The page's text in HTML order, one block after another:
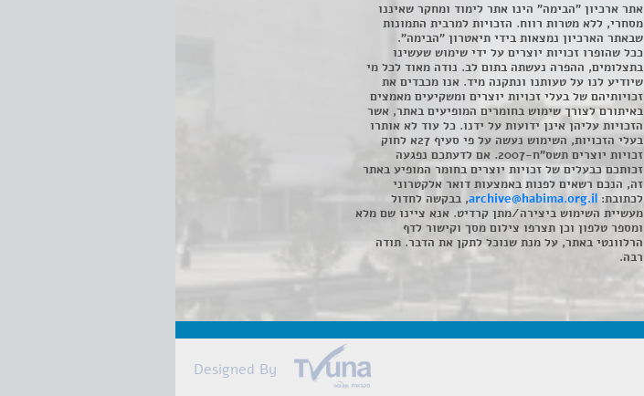
אתר ארכיון "הבימה" הינו אתר לימוד ומחקר שאיננו
מסחרי, ללא מטרות רווח. הזכויות למרבית התמונות
שבאתר הארכיון נמצאות בידי תיאטרון "הבימה".
ככל שהופרו זכויות יוצרים על ידי שימוש שעשינו
בתצלומים, ההפרה נעשתה בתום לב. נודה מאוד לכל מי
שיודיע לנו על טעותנו ונתקנה מיד. אנו מכבדים את
זכויותיהם של בעלי זכויות יוצרים ומשקיעים מאמצים
באיתורם לצורך שימוש בחומרים המופיעים באתר, אשר
הזכויות עליהן אינן ידועות על ידנו. כל עוד לא אותרו
בעלי הזכויות, השימוש נעשה על פי סעיף 27א לחוק
זכויות יוצרים תשס"ח-2007. אם לדעתכם נפגעה
זכותכם כבעלים של זכויות יוצרים בחומר המופיע באתר
זה, הנכם רשאים לפנות באמצעות דואר אלקטרוני
לכתובת: archive@habima.org.il, בבקשה לחדול
מעשיית השימוש ביצירה/מתן קרדיט. אנא ציינו שם מלא
ומספר טלפון וכן תצרפו צילום מסך וקישור לדף
הרלוונטי באתר, על מנת שנוכל לתקן את הדבר. תודה
רבה.
Designed By